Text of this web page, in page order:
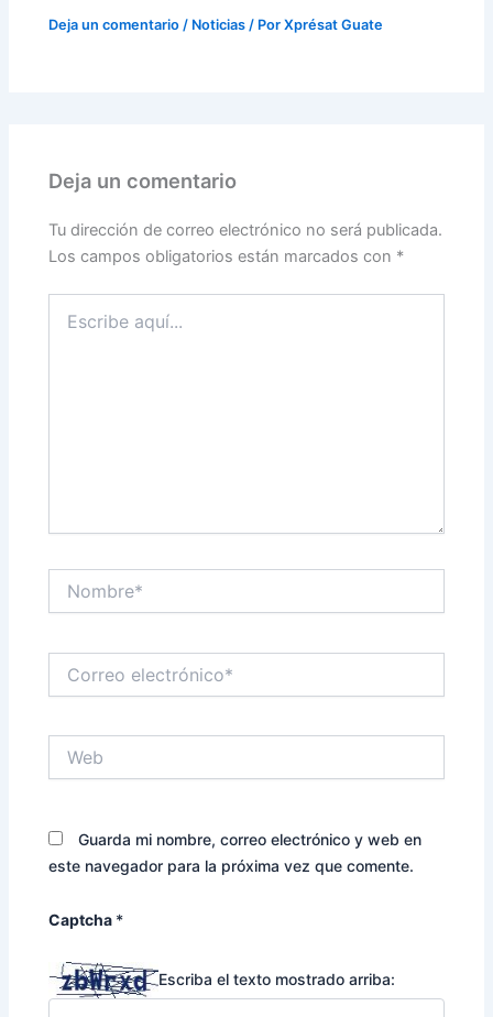
Deja un comentario / Noticias / PorXprésat Guate
Deja un comentario
Tu dirección de correo electrónico no será publicada.
Los campos obligatorios están marcados con *
aquí...
electrónico*
Guarda mi nombre, correo electrónico y web en
este navegador para la próxima vez que comente.
Captcha *
Escriba el texto mostrado arriba: